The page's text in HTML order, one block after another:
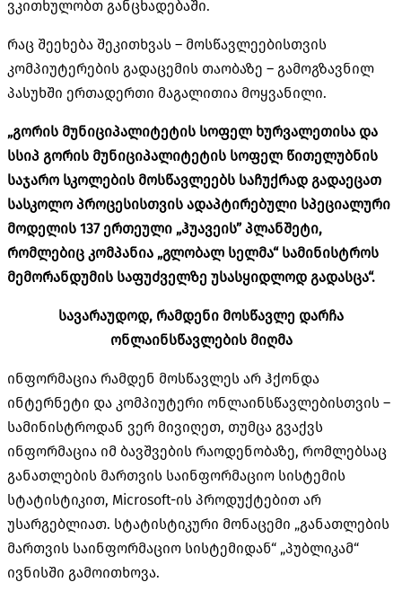
ვკითხულობთ განცხადებაში.
რაც შეეხება შეკითხვას – მოსწავლეებისთვის
კომპიუტერების გადაცემის თაობაზე – გამოგზავნილ
პასუხში ერთადერთი მაგალითია მოყვანილი.
„გორის მუნიციპალიტეტის სოფელ ხურვალეთისა და
სსიპ გორის მუნიციპალიტეტის სოფელ წითელუბნის
საჯარო სკოლების მოსწავლეებს საჩუქრად გადაეცათ
სასკოლო პროცესისთვის ადაპტირებული სპეციალური
მოდელის 137 ერთეული „ჰუავეის” პლანშეტი,
რომლებიც კომპანია „გლობალ სელმა“ სამინისტროს
მემორანდუმის საფუძველზე უსასყიდლოდ გადასცა“.
სავარაუდოდ, რამდენი მოსწავლე დარჩა
ონლაინსწავლების მიღმა
ინფორმაცია რამდენ მოსწავლეს არ ჰქონდა
ინტერნეტი და კომპიუტერი ონლაინსწავლებისთვის –
სამინისტროდან ვერ მივიღეთ, თუმცა გვაქვს
ინფორმაცია იმ ბავშვების რაოდენობაზე, რომლებსაც
განათლების მართვის საინფორმაციო სისტემის
სტატისტიკით, Microsoft-ის პროდუქტებით არ
უსარგებლიათ. სტატისტიკური მონაცემი „განათლების
მართვის საინფორმაციო სისტემიდან“ „პუბლიკამ“
ივნისში გამოითხოვა.